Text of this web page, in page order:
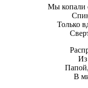
Мы копали
Только
Из
Папой,
В